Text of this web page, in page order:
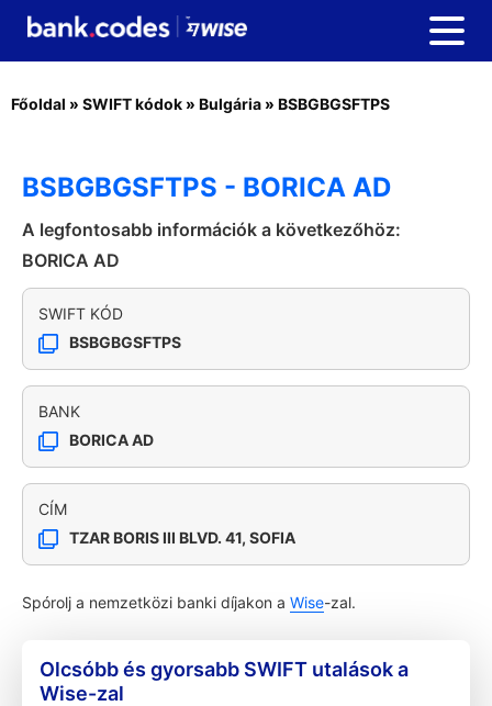
Főoldal » SWIFT kódok » Bulgária » BSBGBGSFTPS
BSBGBGSFTPS - BORICA AD
A legfontosabb információk a következőhöz:
BORICA AD
SWIFT KÓD
BSBGBGSFTPS
BANK
BORICA AD
CÍM
TZAR BORIS III BLVD. 41, SOFIA
Spórolj a nemzetközi banki díjakon a Wise-zal.
Olcsóbb és gyorsabb SWIFT utalások a
Wise-zal